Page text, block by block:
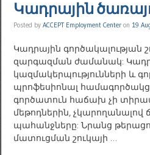
Կադրային
Posted by ACCEPT Employment Center on 19
Կադրային գործակալության
զարգազման ժամանակ:
կազմակերպությունների և
պրոֆեսիոնալ
գործատուն հաճախ չի
մեթոդներին,
պահանջները: Նրանց
մատուցման շուկայի …